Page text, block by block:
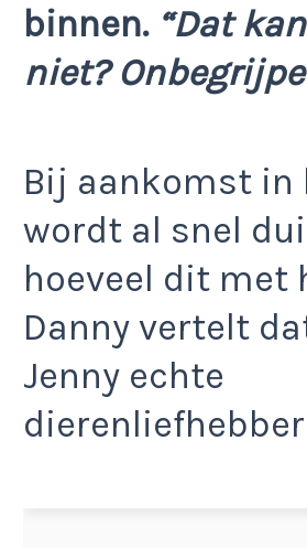
binnen.“Dat
niet?
Bij aankomst in
wordt al snel
hoeveel dit met
Danny vertelt
Jenny echte